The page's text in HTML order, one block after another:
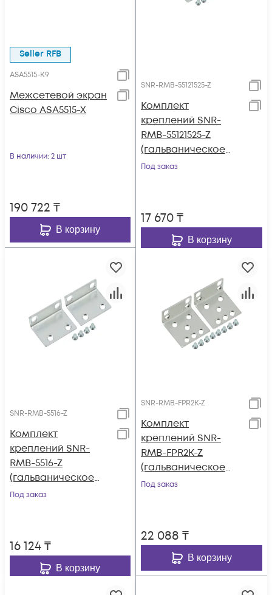
Seller RFB
ASA5515-K9
Межсетевой экран
Cisco ASA5515-X
В наличии: 2 шт
190 722 ₸
В корзину
SNR-RMB-55121525-Z
Комплект
креплений SNR-
RMB-55121525-Z
(гальваническое
покрытие) для ASA
Под заказ
17 670₸
В корзину
SNR-RMB-5516-Z
Комплект
креплений SNR-
RMB-5516-Z
(гальваническое
покрытие) для ASA
Под заказ
16 124₸
В корзину
SNR-RMB-FPR2K-Z
Комплект
креплений SNR-
RMB-FPR2K-Z
(гальваническое
покрытие) для Cisco
Под заказ
22 088 ₸
В корзину